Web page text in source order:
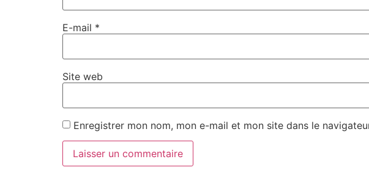
E-mail *
Site web
Enregistrer mon nom, mon e-mail et mon site dans le